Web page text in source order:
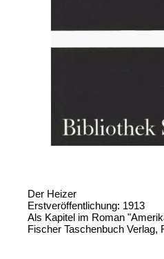
Der Heizer
Erstveröffentlichung: 1913
Als Kapitel im Roman
Fischer Taschenbuch Verlag,